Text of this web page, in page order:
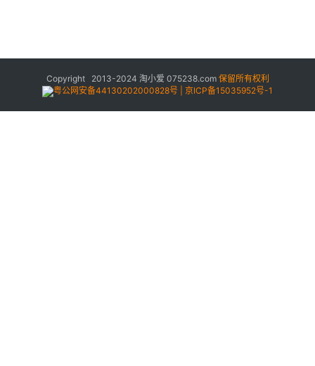
Copyright 2013-2024 淘小爱 075238.com 保留所有权利
粤公网安备44130202000828号 | 京ICP备15035952号-1